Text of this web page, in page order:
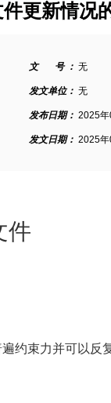
更新情况
文 号 ： 无
发文单位： 无
发布日期： 2025年
发文日期： 2025年
件
约束力并可以反